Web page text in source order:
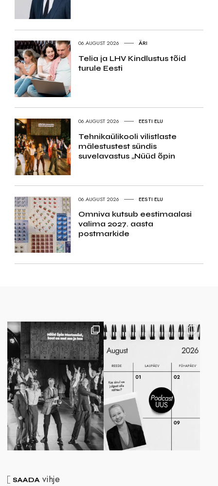
06.AUGUST 2026 ÄRI
Telia ja LHV Kindlustus tõid
turule Eesti
06.AUGUST 2026 EESTI ELU
Tehnikaülikooli vilistlaste
mälestustest sündis
suvelavastus „Nüüd õpin
06.AUGUST 2026 EESTI ELU
Omniva kutsub eestimaalasi
valima 2027. aasta
postmarkide
SAADA vihje